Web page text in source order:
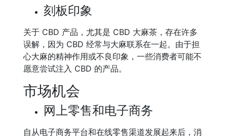
刻板印象
关于 CBD 产品，尤其是 CBD 大麻茶，存在许多
误解，因为 CBD 经常与大麻联系在一起。由于担
心大麻的精神作用或不良印象，一些消费者可能不
愿意尝试注入 CBD 的产品。
市场机会
网上零售和电子商务
自从电子商务平台和在线零售渠道发展起来后，消